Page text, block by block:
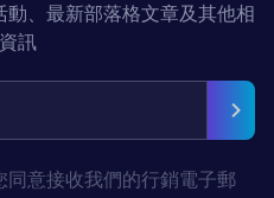
、最新部落格文章及其他相
訊
意接收我們的行銷電子郵